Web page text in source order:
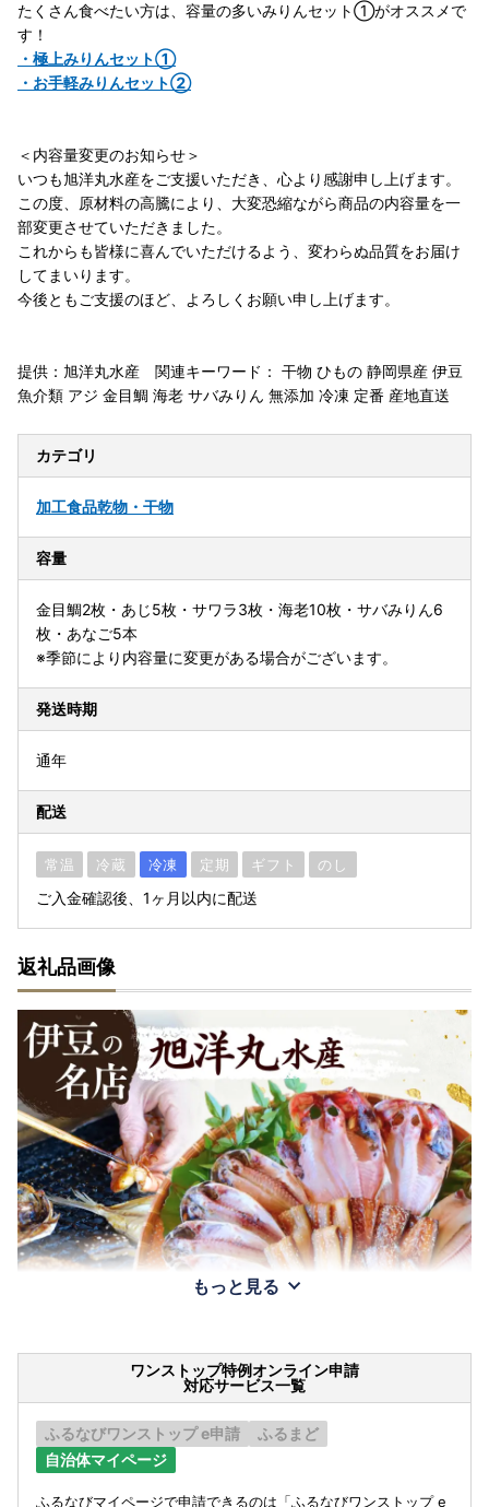
たくさん食べたい方は、容量の多いみりんセット①がオススメで
す！
・極上みりんセット①
・お手軽みりんセット②
＜内容量変更のお知らせ＞
いつも旭洋丸水産をご支援いただき、心より感謝申し上げます。
この度、原材料の高騰により、大変恐縮ながら商品の内容量を一
部変更させていただきました。
これからも皆様に喜んでいただけるよう、変わらぬ品質をお届け
してまいります。
今後ともご支援のほど、よろしくお願い申し上げます。
提供：旭洋丸水産 関連キーワード： 干物 ひもの 静岡県産 伊豆
魚介類 アジ 金目鯛 海老 サバみりん 無添加 冷凍 定番 産地直送
カテゴリ
加工食品乾物・干物
容量
金目鯛2枚・あじ5枚・サワラ3枚・海老10枚・サバみりん6
枚・あなご5本
※季節により内容量に変更がある場合がございます。
発送時期
通年
配送
常温 冷蔵 冷凍 定期 ギフト のし
ご入金確認後、1ヶ月以内に配送
返礼品画像
もっと見る
ワンストップ特例オンライン申請
対応サービス一覧
ふるなびワンストップ e申請
ふるまど
自治体マイページ
ふるなびマイページで申請できるのは「ふるなびワンストップ e